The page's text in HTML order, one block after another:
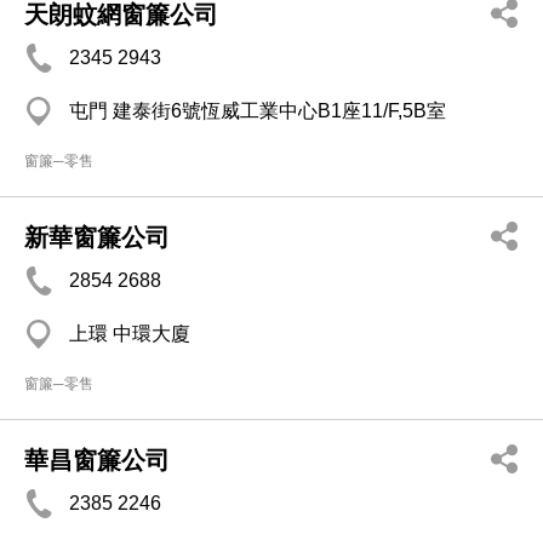
天朗蚊網窗簾公司
2345 2943
屯門 建泰街6號恆威工業中心B1座11/F,5B室
窗簾─零售
新華窗簾公司
2854 2688
上環 中環大廈
窗簾─零售
華昌窗簾公司
2385 2246